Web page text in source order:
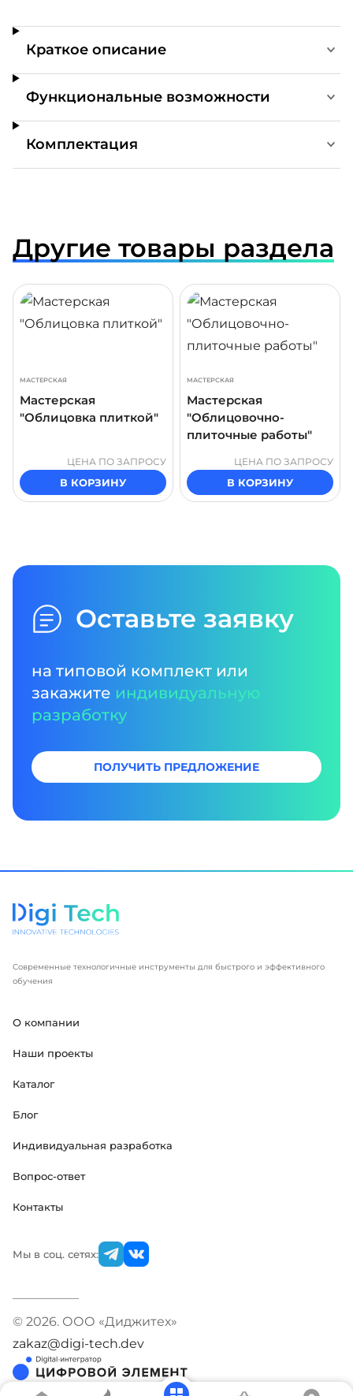
Краткое описание
Функциональные возможности
Комплектация
Другие товары раздела
МАСТЕРСКАЯ
Мастерская
"Облицовка плиткой"
ЦЕНА ПО ЗАПРОСУ
В КОРЗИНУ
МАСТЕРСКАЯ
Мастерская
"Облицовочно-
плиточные работы"
ЦЕНА ПО ЗАПРОСУ
В КОРЗИНУ
ПОДРОБНЕЕ
Оставьте заявку
на типовой комплект или
закажите индивидуальную
разработку
ПОЛУЧИТЬ ПРЕДЛОЖЕНИЕ
Современные технологичные инструменты для быстрого и эффективного
обучения
О компании
Наши проекты
Каталог
Блог
Индивидуальная разработка
Вопрос-ответ
Контакты
Мы в соц. сетях:
© 2026. ООО «Диджитех»
zakaz@digi-tech.dev